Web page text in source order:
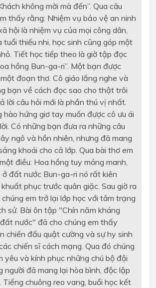
không mời mà đến”. Qua câu
thấy rằng: Nhiệm vụ bảo vệ an ninh
hội là nhiệm vụ của mọi công dân,
tuổi thiếu nhi, học sinh cũng góp một
Tiết học tiếp theo là giờ tập đọc
hồng Bun-ga-ri”. Một bạn được
đoạn thơ. Cô giáo lắng nghe và
bạn về cách đọc sao cho thật trôi
lời câu hỏi mới là phần thú vị nhất.
hào hứng giơ tay muốn được cô ưu ái
Có những bạn đưa ra những câu
ngô và hồn nhiên, nhưng đã mang
khoái cho cả lớp. Qua bài thơ em
điều: Hoa hồng tuy mỏng manh,
ở đất nước Bun-ga-ri nó rất kiên
phục trước quân giặc. Sau giờ ra
chúng em trở lại lớp học với tâm trạng
sử. Bài ôn tập "Chín năm kháng
nước" đã cho chúng em thấy
chiến đấu quật cường và sự hy sinh
chiến sĩ cách mạng. Qua đó chúng
yêu và kính phục những chú bộ đội
người đã mang lại hòa bình, độc lập
chuông reo vang, buổi học kết